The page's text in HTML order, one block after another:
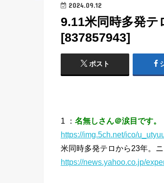
2024.09.12
9.11米同時多発
[837857943]
ポスト
1 ： 名無しさん＠涙目です。
https://img.5ch.net/ico/
米同時多発テロから23年。
https://news.yahoo.co.jp/